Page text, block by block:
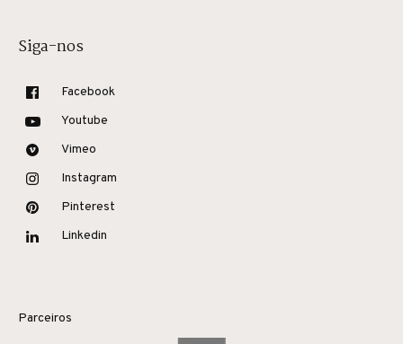
Siga-nos
Facebook
Youtube
Vimeo
Instagram
Pinterest
Linkedin
Parceiros